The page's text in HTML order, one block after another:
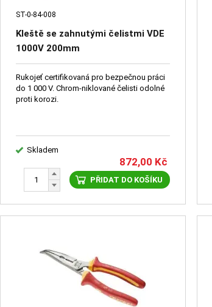
ST-0-84-008
Kleště se zahnutými čelistmi VDE
1000V 200mm
Rukojeť certifikovaná pro bezpečnou práci
do 1 000 V. Chrom-niklované čelisti odolné
proti korozi.
Skladem
872,00 Kč
PŘIDAT DO KOŠÍKU